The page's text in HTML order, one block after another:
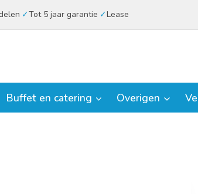
Tot 5 jaar garantie Lease
Buffet en catering Overigen